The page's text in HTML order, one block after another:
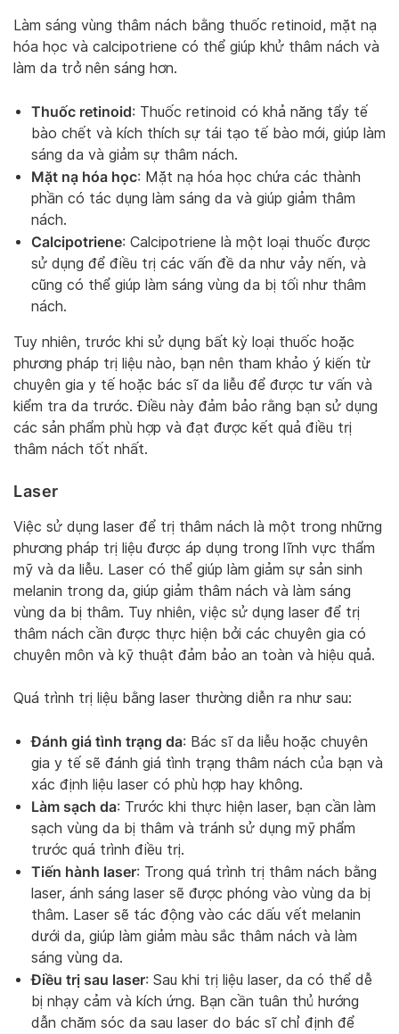
Làm sáng vùng thâm nách bằng thuốc retinoid, mặt nạ
hóa học và calcipotriene có thể giúp khử thâm nách và
làm da trở nên sáng hơn.
Thuốc retinoid: Thuốc retinoid có khả năng tẩy tế
bào chết và kích thích sự tái tạo tế bào mới, giúp làm
sáng da và giảm sự thâm nách.
Mặt nạ hóa học: Mặt nạ hóa học chứa các thành
phần có tác dụng làm sáng da và giúp giảm thâm
nách.
Calcipotriene: Calcipotriene là một loại thuốc được
sử dụng để điều trị các vấn đề da như vảy nến, và
cũng có thể giúp làm sáng vùng da bị tối như thâm
nách.
Tuy nhiên, trước khi sử dụng bất kỳ loại thuốc hoặc
phương pháp trị liệu nào, bạn nên tham khảo ý kiến ​​từ
chuyên gia y tế hoặc bác sĩ da liễu để được tư vấn và
kiểm tra da trước. Điều này đảm bảo rằng bạn sử dụng
các sản phẩm phù hợp và đạt được kết quả điều trị
thâm nách tốt nhất.
Laser
Việc sử dụng laser để trị thâm nách là một trong những
phương pháp trị liệu được áp dụng trong lĩnh vực thẩm
mỹ và da liễu. Laser có thể giúp làm giảm sự sản sinh
melanin trong da, giúp giảm thâm nách và làm sáng
vùng da bị thâm. Tuy nhiên, việc sử dụng laser để trị
thâm nách cần được thực hiện bởi các chuyên gia có
chuyên môn và kỹ thuật đảm bảo an toàn và hiệu quả.
Quá trình trị liệu bằng laser thường diễn ra như sau:
Đánh giá tình trạng da: Bác sĩ da liễu hoặc chuyên
gia y tế sẽ đánh giá tình trạng thâm nách của bạn và
xác định liệu laser có phù hợp hay không.
Làm sạch da: Trước khi thực hiện laser, bạn cần làm
sạch vùng da bị thâm và tránh sử dụng mỹ phẩm
trước quá trình điều trị.
Tiến hành laser: Trong quá trình trị thâm nách bằng
laser, ánh sáng laser sẽ được phóng vào vùng da bị
thâm. Laser sẽ tác động vào các dấu vết melanin
dưới da, giúp làm giảm màu sắc thâm nách và làm
sáng vùng da.
Điều trị sau laser: Sau khi trị liệu laser, da có thể dễ
bị nhạy cảm và kích ứng. Bạn cần tuân thủ hướng
dẫn chăm sóc da sau laser do bác sĩ chỉ định để